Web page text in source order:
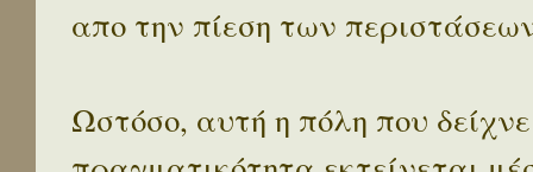
απο την πίεση των
Ωστόσο, αυτή η πόλη που